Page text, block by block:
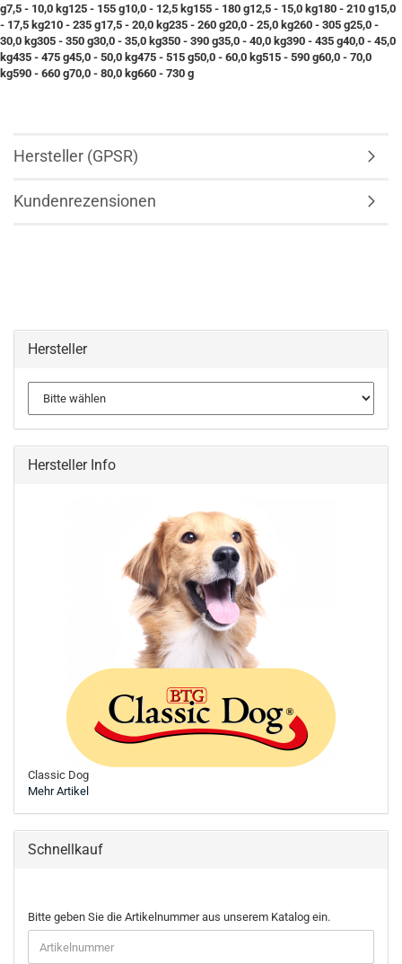
g7,5 - 10,0 kg125 - 155 g10,0 - 12,5 kg155 - 180 g12,5 - 15,0 kg180 - 210 g15,0
- 17,5 kg210 - 235 g17,5 - 20,0 kg235 - 260 g20,0 - 25,0 kg260 - 305 g25,0 -
30,0 kg305 - 350 g30,0 - 35,0 kg350 - 390 g35,0 - 40,0 kg390 - 435 g40,0 - 45,0
kg435 - 475 g45,0 - 50,0 kg475 - 515 g50,0 - 60,0 kg515 - 590 g60,0 - 70,0
kg590 - 660 g70,0 - 80,0 kg660 - 730 g
Hersteller (GPSR)
Kundenrezensionen
Hersteller
Hersteller Info
Classic Dog
Mehr Artikel
Schnellkauf
BITTE
GEBEN
SIE
Bitte geben Sie die Artikelnummer aus unserem Katalog ein.